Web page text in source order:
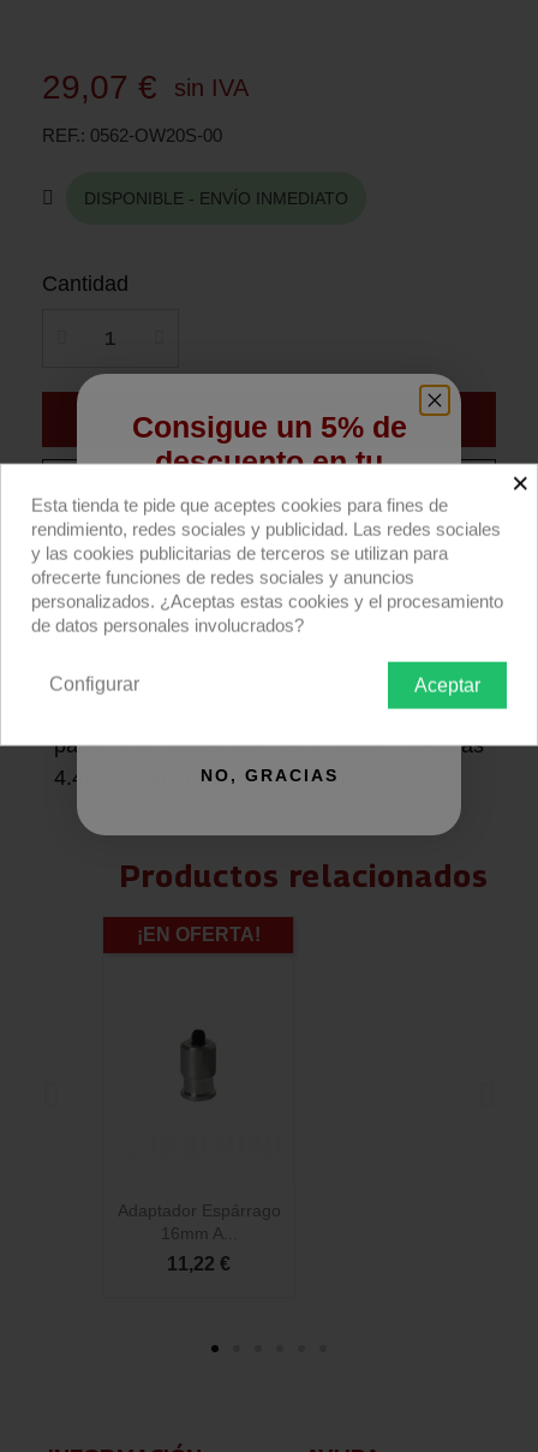
29,07 € sin IVA
REF. 0562-OW20S-00
DISPONIBLE - ENVÍO INMEDIATO
Cantidad
Añadir al carrito
Escala grises 4x19cm de D·Rodaje.
Descripción producto Devoluciones
Cuña con escala de 20 grises de
; impreso con serigrafía en
papel con superficie semi mate. Medidas
4.45x19.05cm y grosor 0.2mm.
Productos relacionados
Adaptador Espárrago
16mm A...
11,22 €
¡EN OFERTA!
×
Esta tienda te pide que aceptes cookies para fines de
rendimiento, redes sociales y publicidad. Las redes sociales
y las cookies publicitarias de terceros se utilizan para
ofrecerte funciones de redes sociales y anuncios
personalizados. ¿Aceptas estas cookies y el procesamiento
de datos personales involucrados?
Aceptar
Configurar
Consigue un 5% de
descuento en tu
primera compra
Regístrate para recibir el descuento.
Email
NO, GRACIAS